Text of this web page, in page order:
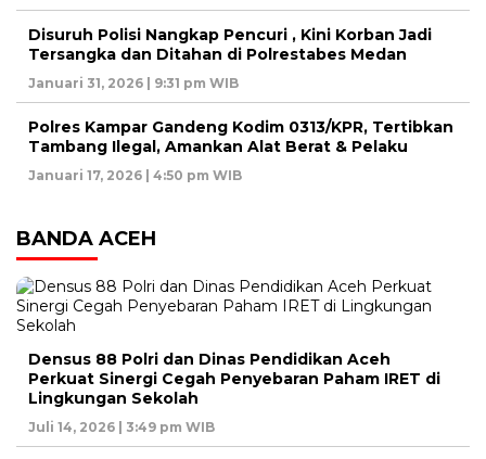
Disuruh Polisi Nangkap Pencuri , Kini Korban Jadi
Tersangka dan Ditahan di Polrestabes Medan
Januari 31, 2026 | 9:31 pm WIB
Polres Kampar Gandeng Kodim 0313/KPR, Tertibkan
Tambang Ilegal, Amankan Alat Berat & Pelaku
Januari 17, 2026 | 4:50 pm WIB
BANDA ACEH
Densus 88 Polri dan Dinas Pendidikan Aceh
Perkuat Sinergi Cegah Penyebaran Paham IRET di
Lingkungan Sekolah
Juli 14, 2026 | 3:49 pm WIB